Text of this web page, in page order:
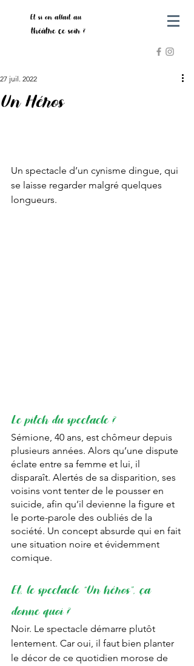
Et si on allait au
théâtre ce soir ?
Un Héros
27 juil. 2022
Un spectacle d’un cynisme dingue, qui
se laisse regarder malgré quelques
longueurs.
Le pitch du spectacle ?
Sémione, 40 ans, est chômeur depuis
plusieurs années. Alors qu’une dispute
éclate entre sa femme et lui, il
disparaît. Alertés de sa disparition, ses
voisins vont tenter de le pousser en
suicide, afin qu’il devienne la figure et
le porte-parole des oubliés de la
société. Un concept absurde qui en fait
une situation noire et évidemment
comique.
Et, le spectacle “Un héros”, ça
donne quoi ?
Noir. Le spectacle démarre plutôt
lentement. Car oui, il faut bien planter
le décor de ce quotidien morose de